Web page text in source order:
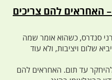
האחראים להם צריכים
סנדרס, כשהוא אומר שמה
שלום ויציבות, ולא עוד
עד תום. האחראים להם